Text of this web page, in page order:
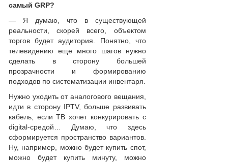
самый GRP?
— Я думаю, что в существующей
реальности, скорей всего, объектом
торгов будет аудитория. Понятно, что
телевидению еще много шагов нужно
сделать в сторону большей
прозрачности и формированию
подходов по систематизации инвентаря.
Нужно уходить от аналогового вещания,
идти в сторону IPTV, больше развивать
кабель, если ТВ хочет конкурировать с
digital-средой… Думаю, что здесь
сформируется пространство вариантов.
Ну, например, можно будет купить спот,
можно будет купить минуту, можно